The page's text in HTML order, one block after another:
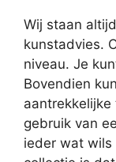
Wij staan
kunstadvies.
niveau. Je
Bovendien
gebruik van
ieder wat wils